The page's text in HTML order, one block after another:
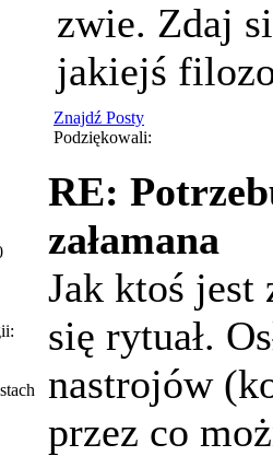
zwie. Zdaj
jakiejś
Znajdź Posty
Podziękowali:
RE:
załamana
Jak ktoś jest
się rytuał.
nastrojów
przez co